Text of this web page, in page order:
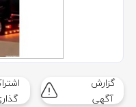
گزارش
آگهی